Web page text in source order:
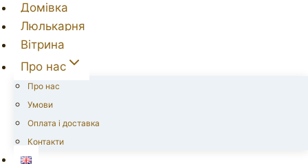
Домівка
Люлькарня
Вітрина
Про нас
Про нас
Умови
Оплата і доставка
Контакти